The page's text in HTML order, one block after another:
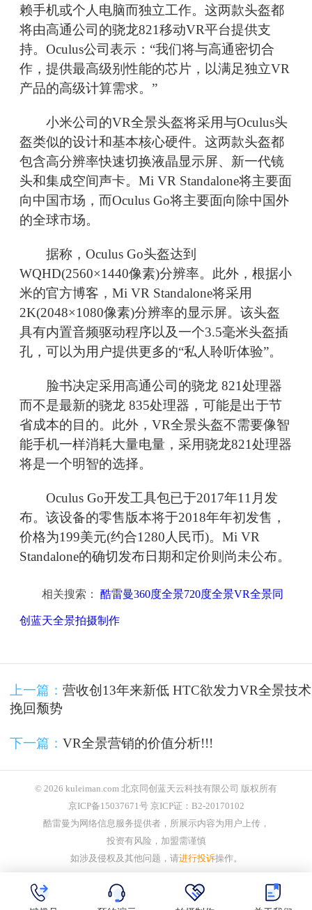
赖手机或个人电脑而独立工作。这两款头盔都
将由高通公司的骁龙821移动VR平台提供支
持。Oculus公司表示：“我们将与高通密切合
作，提供最高级别性能的芯片，以满足独立VR
产品的高级计算需求。”
小米公司的VR全景头盔将采用与Oculus头
盔类似的设计和基本核心硬件。这两款头盔都
包含高分辨率快速切换液晶显示屏、新一代镜
头和集成空间声卡。Mi VR Standalone将主要面
向中国市场，而Oculus Go将主要面向除中国外
的全球市场。
据称，Oculus Go头盔达到
WQHD(2560×1440像素)分辨率。此外，根据小
米的官方博客，Mi VR Standalone将采用
2K(2048×1080像素)分辨率的显示屏。该头盔
具有内置音频驱动程序以及一个3.5毫米头盔插
孔，可以为用户提供更多的“私人聆听体验”。
脸书决定采用高通公司的骁龙 821处理器
而不是最新的骁龙 835处理器，可能是出于节
省成本的目的。此外，VR全景头盔不需要像智
能手机一样消耗大量电量，采用骁龙821处理器
将是一个明智的选择。
Oculus Go开发工具包已于2017年11月发
布。该设备的零售版本将于2018年年初发售，
价格为199美元(约合1280人民币)。Mi VR
Standalone的确切发布日期和定价则尚未公布。
相关搜索： 酷雷曼360度全景720度全景VR全景同
创蓝天全景拍摄制作
上一篇： 营收创13年来新低 HTC欲发力VR全景技术
挽回颓势
下一篇： VR全景营销的价值分析!!!
© 2026 kuleiman.com 北京同创蓝天云科技有限公司 版权所有
京ICP备15037671号 京ICP证：B2-20170102
酷雷曼为网络信息服务提供者，所展示内容为用户上传，
投资有风险，加盟需谨慎
如涉及侵权及其他问题，请进行投诉操作。